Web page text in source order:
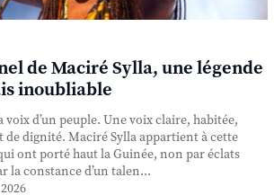
de Maciré Sylla, une légende
inoubliable
d’un peuple. Une voix claire, habitée,
de dignité. Maciré Sylla appartient à cette
ont porté haut la Guinée, non par éclats
la constance d’un talen...